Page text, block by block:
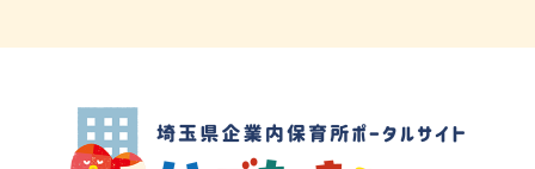
埼玉県企業内保育所ポータルサイト ハグ
たま